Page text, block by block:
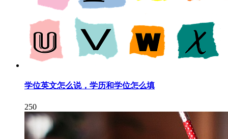
学位英文怎么说，学历和学位怎么填
250